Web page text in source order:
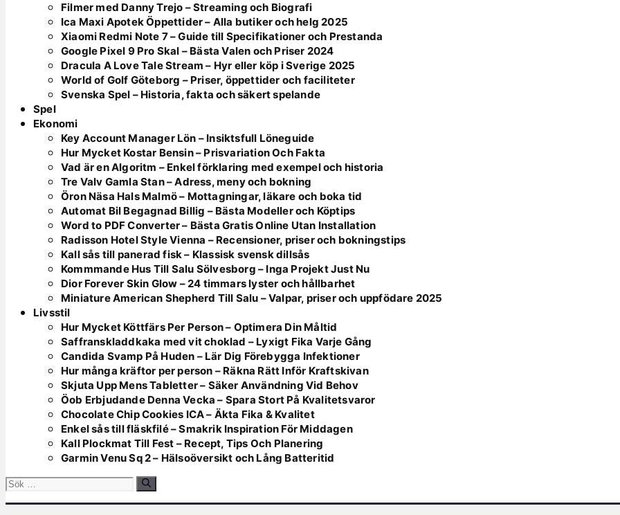
Filmer med Danny Trejo – Streaming och Biografi
Ica Maxi Apotek Öppettider – Alla butiker och helg 2025
Xiaomi Redmi Note 7 – Guide till Specifikationer och Prestanda
Google Pixel 9 Pro Skal – Bästa Valen och Priser 2024
Dracula A Love Tale Stream – Hyr eller köp i Sverige 2025
World of Golf Göteborg – Priser, öppettider och faciliteter
Svenska Spel – Historia, fakta och säkert spelande
Spel
Ekonomi
Key Account Manager Lön – Insiktsfull Löneguide
Hur Mycket Kostar Bensin – Prisvariation Och Fakta
Vad är en Algoritm – Enkel förklaring med exempel och historia
Tre Valv Gamla Stan – Adress, meny och bokning
Öron Näsa Hals Malmö – Mottagningar, läkare och boka tid
Automat Bil Begagnad Billig – Bästa Modeller och Köptips
Word to PDF Converter – Bästa Gratis Online Utan Installation
Radisson Hotel Style Vienna – Recensioner, priser och bokningstips
Kall sås till panerad fisk – Klassisk svensk dillsås
Kommmande Hus Till Salu Sölvesborg – Inga Projekt Just Nu
Dior Forever Skin Glow – 24 timmars lyster och hållbarhet
Miniature American Shepherd Till Salu – Valpar, priser och uppfödare 2025
Livsstil
Hur Mycket Köttfärs Per Person – Optimera Din Måltid
Saffranskladdkaka med vit choklad – Lyxigt Fika Varje Gång
Candida Svamp På Huden – Lär Dig Förebygga Infektioner
Hur många kräftor per person – Räkna Rätt Inför Kraftskivan
Skjuta Upp Mens Tabletter – Säker Användning Vid Behov
Öob Erbjudande Denna Vecka – Spara Stort På Kvalitetsvaror
Chocolate Chip Cookies ICA – Äkta Fika & Kvalitet
Enkel sås till fläskfilé – Smakrik Inspiration För Middagen
Kall Plockmat Till Fest – Recept, Tips Och Planering
Garmin Venu Sq 2 – Hälsoöversikt och Lång Batteritid
Sök